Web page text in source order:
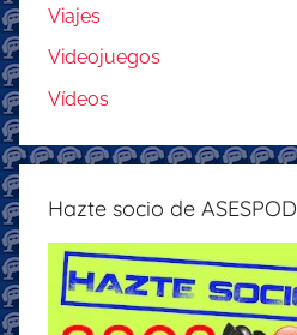
Viajes
Videojuegos
Vídeos
Hazte socio de ASESPOD